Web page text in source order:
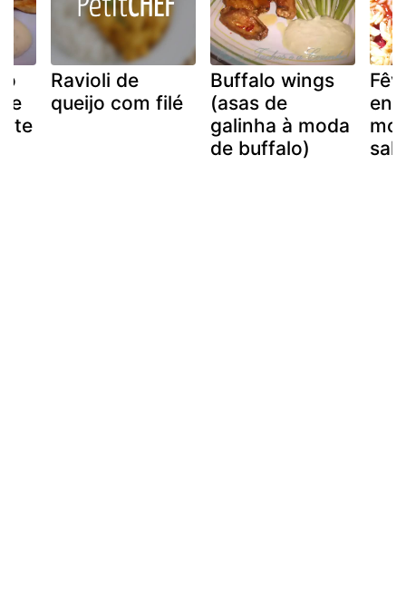
Ravioli de
queijo com filé
Buffalo wings
(asas de
galinha à moda
de buffalo)